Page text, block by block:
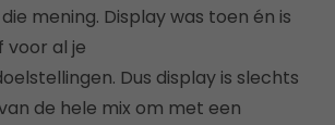
mening. Display was toen én is
voor al je
Dus display is slechts
de hele mix om met een